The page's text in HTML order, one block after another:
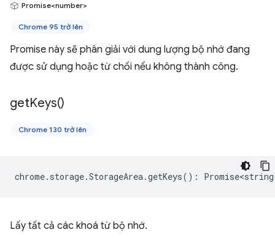
Promise<number>
Chrome 95 trở lên
Promise này sẽ phân giải với dung lượng bộ nhớ đang
được sử dụng hoặc từ chối nếu không thành công.
getKeys()
Chrome 130 trở lên
chrome. storage.StorageArea.getKeys() : Promise<string
Lấy tất cả các khoá từ bộ nhớ.